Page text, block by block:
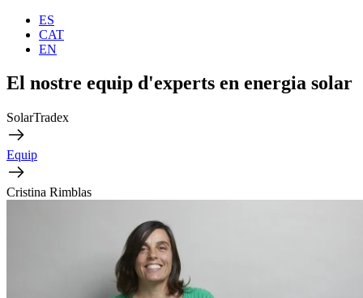
ES
CAT
EN
El nostre equip d'experts en energia solar
SolarTradex
Equip
Cristina Rimblas